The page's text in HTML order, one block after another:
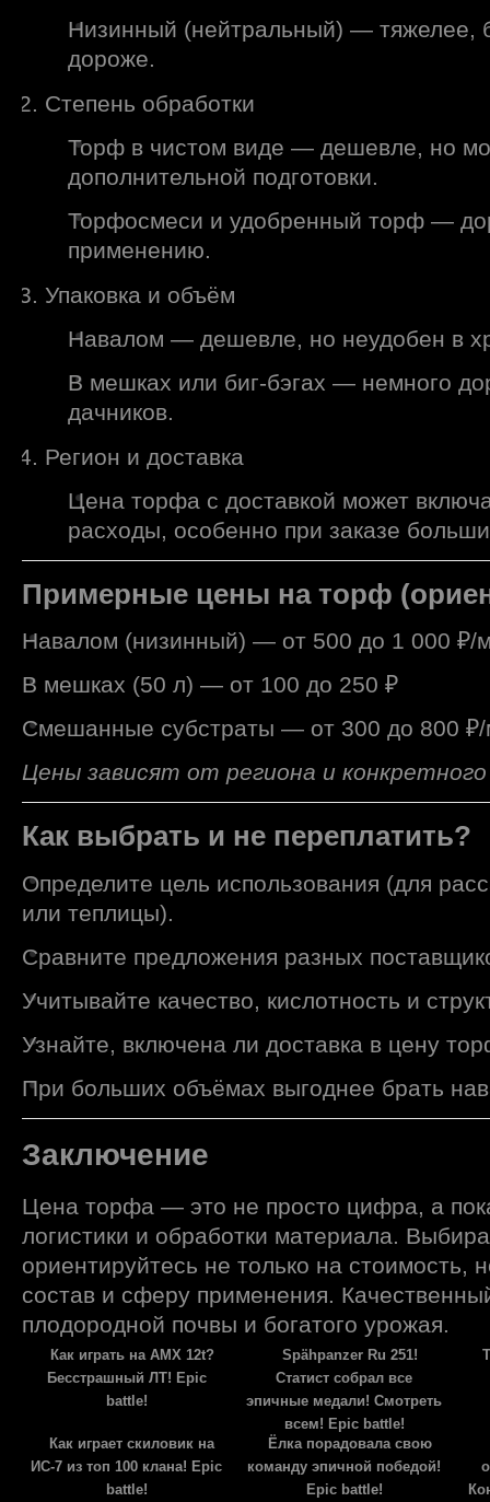
Низинный (нейтральный) — тяжелее,
дороже.
Степень обработки
Торф в чистом виде — дешевле, но
дополнительной подготовки.
Торфосмеси и удобренный торф —
применению.
Упаковка и объём
Навалом — дешевле, но неудобен в
В мешках или биг-бэгах — немного
дачников.
Регион и доставка
Цена торфа с доставкой может
расходы, особенно при заказе
Примерные цены на торф
Навалом (низинный) — от 500 до 1 000 ₽/
В мешках (50 л) — от 100 до 250 ₽
Смешанные субстраты — от 300 до 800
Цены зависят от региона и
Как выбрать и не переплатить?
Определите цель использования (для
или теплицы).
Сравните предложения разных
Учитывайте качество, кислотность и
Узнайте, включена ли доставка в цену
При больших объёмах выгоднее брать
Заключение
Цена торфа — это не просто цифра, а
логистики и обработки материала.
ориентируйтесь не только на стоимость,
состав и сферу применения.
плодородной почвы и богатого урожая.
Как играть на AMX 12t?
Бесстрашный ЛТ! Epic
battle!
Spähpanzer Ru 251!
Статист собрал все
эпичные медали! Смотреть
всем! Epic battle!
Как играет скиловик на
ИС-7 из топ 100 клана! Epic
battle!
Ёлка порадовала свою
команду эпичной победой!
Epic battle!